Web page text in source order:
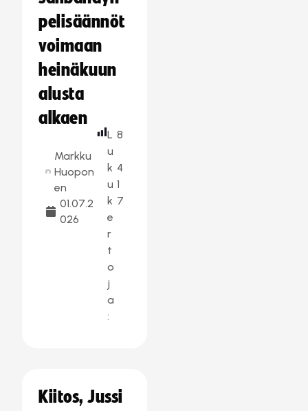
pelisäännöt
voimaan
heinäkuun
alusta
alkaen
Markku
Huopon
en
01.07.2
026
L
u
k
u
k
e
r
t
o
j
a
:
8
4
1
7
Kiitos, Jussi